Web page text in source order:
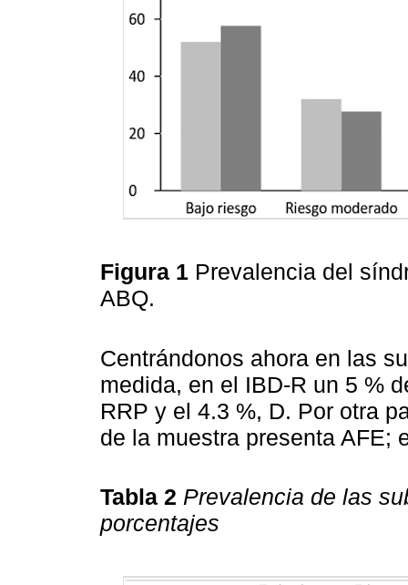
Figura 1 Prevalencia del
ABQ.
Centrándonos ahora en las
medida, en el IBD-R un 5 %
RRP y el 4.3 %, D. Por otra
de la muestra presenta AFE;
Tabla 2 Prevalencia de las
porcentajes